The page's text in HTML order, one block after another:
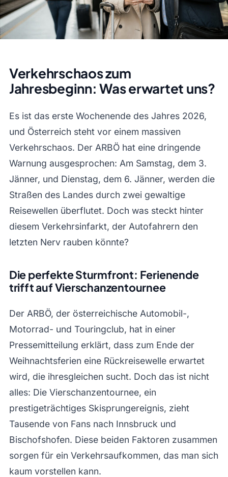
Verkehrschaos zum
Jahresbeginn: Was erwartet uns?
Es ist das erste Wochenende des Jahres 2026,
und Österreich steht vor einem massiven
Verkehrschaos. Der ARBÖ hat eine dringende
Warnung ausgesprochen: Am Samstag, dem 3.
Jänner, und Dienstag, dem 6. Jänner, werden die
Straßen des Landes durch zwei gewaltige
Reisewellen überflutet. Doch was steckt hinter
diesem Verkehrsinfarkt, der Autofahrern den
letzten Nerv rauben könnte?
Die perfekte Sturmfront: Ferienende
trifft auf Vierschanzentournee
Der ARBÖ, der österreichische Automobil-,
Motorrad- und Touringclub, hat in einer
Pressemitteilung erklärt, dass zum Ende der
Weihnachtsferien eine Rückreisewelle erwartet
wird, die ihresgleichen sucht. Doch das ist nicht
alles: Die Vierschanzentournee, ein
prestigeträchtiges Skisprungereignis, zieht
Tausende von Fans nach Innsbruck und
Bischofshofen. Diese beiden Faktoren zusammen
sorgen für ein Verkehrsaufkommen, das man sich
kaum vorstellen kann.